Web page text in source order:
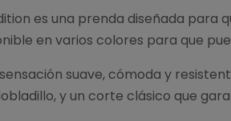
es una prenda diseñada
en varios colores para que
suave, cómoda y
y un corte clásico que